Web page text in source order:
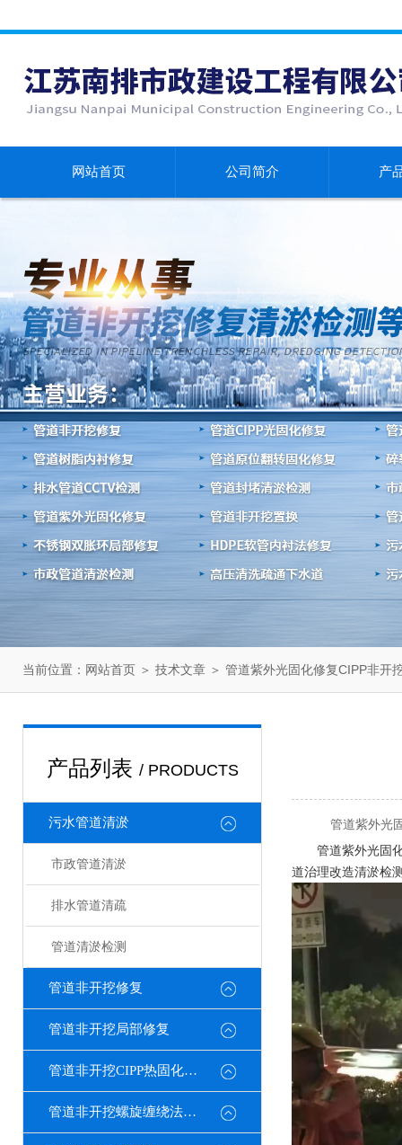
网站首页 公司简介 产
当前位置： 网站首页 ＞ 技术文章 ＞ 管道紫外光固化修复CIPP非开
产品列表 / PRODUCTS
污水管道清淤
市政管道清淤
排水管道清疏
管道清淤检测
管道非开挖修复
管道非开挖局部修复
管道非开挖CIPP热固化修复
管道非开挖螺旋缠绕法修复
管道紫外光
管道紫外光固
道治理改造清淤检